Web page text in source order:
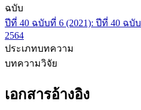
ฉบับ
ปีที่ 40 ฉบับที่ 6 (2021): ปีที่ 40 ฉ
2564
ประเภทบทความ
บทความวิจัย
เอกสารอ้างอิง